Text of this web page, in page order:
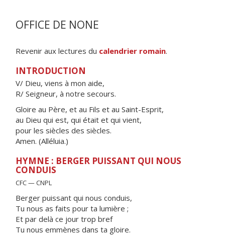
OFFICE DE NONE
Revenir aux lectures du calendrier romain.
INTRODUCTION
V/ Dieu, viens à mon aide,
R/ Seigneur, à notre secours.
Gloire au Père, et au Fils et au Saint-Esprit,
au Dieu qui est, qui était et qui vient,
pour les siècles des siècles.
Amen. (Alléluia.)
HYMNE : BERGER PUISSANT QUI NOUS
CONDUIS
CFC — CNPL
Berger puissant qui nous conduis,
Tu nous as faits pour ta lumière ;
Et par delà ce jour trop bref
Tu nous emmènes dans ta gloire.